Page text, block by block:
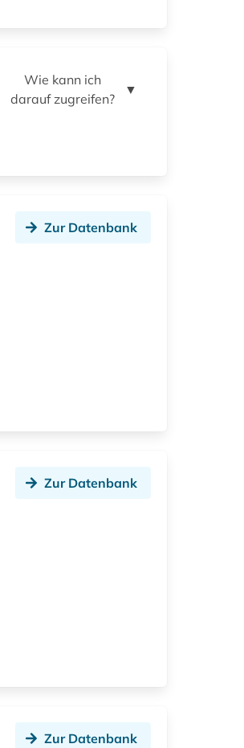
Wie kann ich
darauf zugreifen?
▼
Zur Datenbank
Zur Datenbank
Zur Datenbank